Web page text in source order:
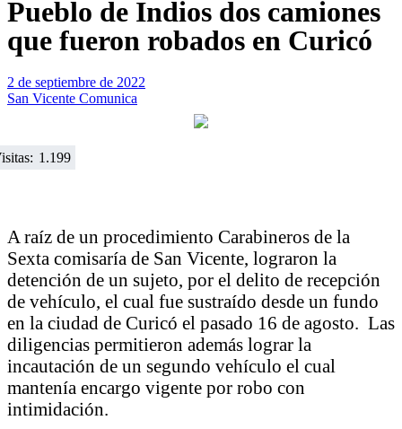
Pueblo de Indios dos camiones
que fueron robados en Curicó
2 de septiembre de 2022
San Vicente Comunica
1.199
A raíz de un procedimiento Carabineros de la
Sexta comisaría de San Vicente, lograron la
detención de un sujeto, por el delito de recepción
de vehículo, el cual fue sustraído desde un fundo
en la ciudad de Curicó el pasado 16 de agosto. Las
diligencias permitieron además lograr la
incautación de un segundo vehículo el cual
mantenía encargo vigente por robo con
intimidación.